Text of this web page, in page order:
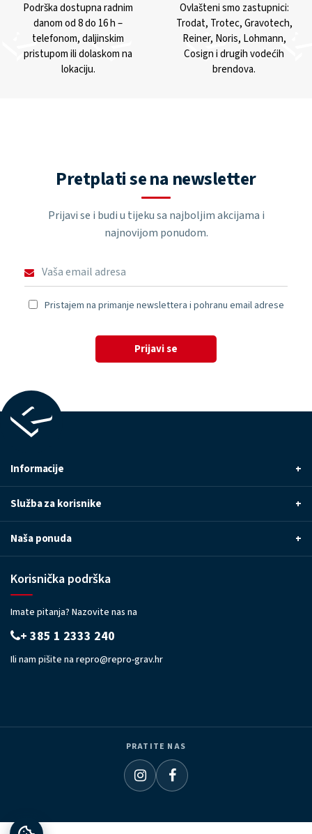
Podrška dostupna radnim
danom od 8 do 16 h –
telefonom, daljinskim
pristupom ili dolaskom na
lokaciju.
Ovlašteni smo zastupnici:
Trodat, Trotec, Gravotech,
Reiner, Noris, Lohmann,
Cosign i drugih vodećih
brendova.
Pretplati se na newsletter
Prijavi se i budi u tijeku sa najboljim akcijama i
najnovijom ponudom.
Pristajem na primanje newslettera i pohranu email adrese
Prijavi se
Informacije +
Služba za korisnike +
Naša ponuda +
Korisnička podrška
Imate pitanja? Nazovite nas na
+ 385 1 2333 240
Ili nam pišite na repro@repro-grav.hr
PRATITE NAS